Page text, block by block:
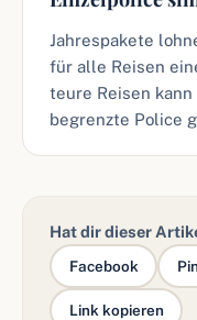
Jahrespakete
für alle Reisen
teure Reisen
begrenzte Police
Hat dir dieser
Facebook
Link kopieren